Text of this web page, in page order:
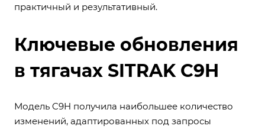
практичный и результативный.
Ключевые обновления
в тягачах SITRAK C9H
Модель C9H получила наибольшее количество
изменений, адаптированных под запросы